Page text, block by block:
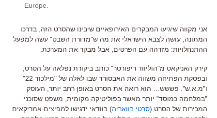
Europe.
אני מקווה שיגיעו המבקרים האירופאיים שיבינו שהסרט הזה, בדרכו
המתונה, עושה לצבא הישראלי את מה ש"מדורת השבט" עשה למפעל
ההתנחלויות: מזדהה עם הפרטים, אבל מבקר את המערכת.
קירק האניקאט מ"הוליווד ריפורטר" כותב ביקורת נפלאה על הסרט,
ובפסקת הפתיחה משווה את האבסורד שבו לאלה של "מילכוד 22"
ו"מ.א.ש". פששש… הוא רואה את הסרט באופן רחב יותר, העוסק
"במלחמה כמוסד" יותר מאשר בפוליטיקה מקומית, משפט שסוכני
המכירות של הסרט (סרטי בוואריה) בוודאי ידגישו למפיצים אמריקאים.